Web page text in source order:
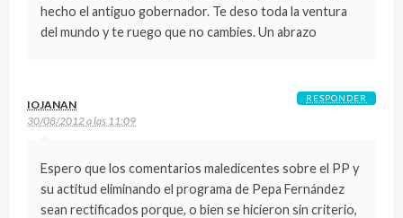
hecho el antiguo gobernador. Te deso toda la ventura
del mundo y te ruego que no cambies. Un abrazo
IOJANAN
30/08/2012 a las 11:09
Espero que los comentarios maledicentes sobre el PP y
su actitud eliminando el programa de Pepa Fernández
sean rectificados porque, o bien se hicieron sin criterio,
RESPONDER